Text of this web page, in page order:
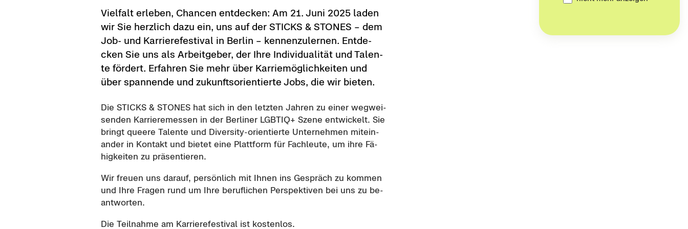
Viel­falt er­le­ben, Chan­cen ent­de­cken: Am 21. Juni 2025 laden
wir Sie herz­lich dazu ein, uns auf der STICKS & STONES – dem
Job- und Kar­rie­re­fes­ti­val in Ber­lin – ken­nen­zu­ler­nen. Ent­de­
cken Sie uns als Ar­beit­ge­ber, der Ihre In­di­vi­dua­li­tät und Ta­len­
te för­dert. Er­fah­ren Sie mehr über Kar­rie­mög­lich­kei­ten und
über span­nen­de und zu­kunfts­ori­en­tier­te Jobs, die wir bie­ten.
Die STICKS & STONES hat sich in den letz­ten Jah­ren zu einer weg­wei­
sen­den Kar­rie­re­mes­sen in der Ber­li­ner LGBTIQ+ Szene ent­wi­ckelt. Sie
bringt quee­re Ta­len­te und Diversity-​orientierte Un­ter­neh­men mit­ein­
an­der in Kon­takt und bie­tet eine Platt­form für Fach­leu­te, um ihre Fä­
hig­kei­ten zu prä­sen­tie­ren.
Wir freu­en uns dar­auf, per­sön­lich mit Ihnen ins Ge­spräch zu kom­men
und Ihre Fra­gen rund um Ihre be­ruf­li­chen Per­spek­ti­ven bei uns zu be­
ant­wor­ten.
Die Teil­nah­me am Kar­rie­re­fes­ti­val ist kos­ten­los.